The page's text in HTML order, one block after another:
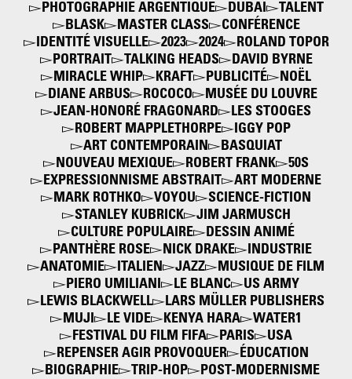
PHOTOGRAPHIE ARGENTIQUE
DUBAÏ
TALENT
BLASK
MASTER CLASS
CONFÉRENCE
IDENTITÉ VISUELLE
2023 2024
ROLAND TOPOR
PORTRAIT
TALKING HEADS
DAVID BYRNE
MIRACLE WHIP
KRAFT PUBLICITÉ
NOËL
DIANE ARBUS
ROCOCO
MUSÉE DU LOUVRE
JEAN-HONORÉ FRAGONARD
LES STOOGES
ROBERT MAPPLETHORPE
IGGY POP
ART CONTEMPORAIN
BASQUIAT
NOUVEAU MEXIQUE
ROBERT FRANK
50S
EXPRESSIONNISME ABSTRAIT
ART MODERNE
MARK ROTHKO
VOYOU
SCIENCE-FICTION
STANLEY KUBRICK
JIM JARMUSCH
CULTURE POPULAIRE
DESSIN ANIMÉ
PANTHÈRE ROSE
NICK DRAKE
INDUSTRIE
ANATOMIE
ITALIEN JAZZ
MUSIQUE DE FILM
PIERO UMILIANI
LE BLANC
US ARMY
LEWIS BLACKWELL
LARS MÜLLER PUBLISHERS
MUJI
LE VIDE KENYA HARA
WATER1
FESTIVAL DU FILM FIFA
PARIS
USA
REPENSER AGIR PROVOQUER
ÉDUCATION
BIOGRAPHIE
TRIP-HOP
POST-MODERNISME